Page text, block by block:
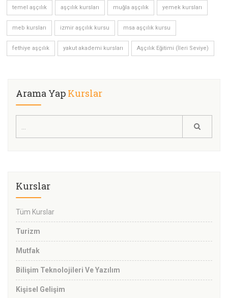
temel aşçılık aşçılık kursları muğla aşçılık yemek kursları
meb kursları izmir aşçılık kursu msa aşçılık kursu
fethiye aşçılık yakut akademi kursları Aşçılık Eğitimi (İleri Seviye)
Arama Yap Kurslar
Kurslar
Tüm Kurslar
Turizm
Mutfak
Bilişim Teknolojileri Ve Yazılım
Kişisel Gelişim